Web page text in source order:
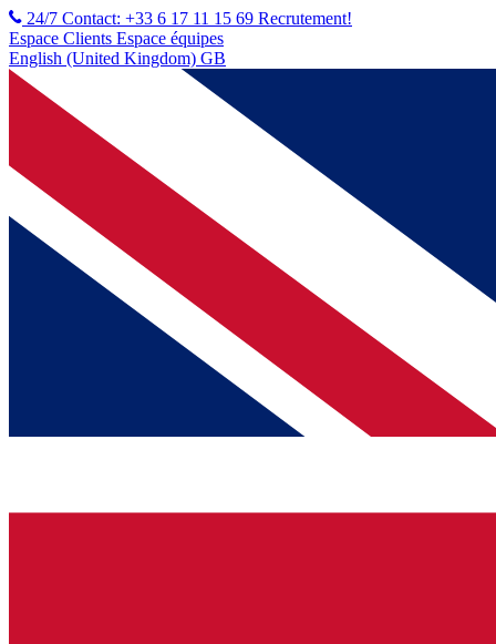
24/7 Contact: +33 6 17 11 15 69 Recrutement!
Espace Clients Espace équipes
English (United Kingdom) GB